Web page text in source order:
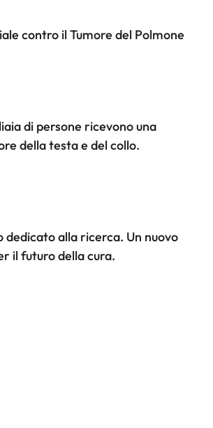
contro il Tumore del Polmone
di persone ricevono una
della testa e del collo.
dedicato alla ricerca. Un nuovo
il futuro della cura.